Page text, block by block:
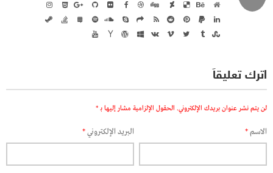
اترك تعليقاً
لن يتم نشر عنوان بريدك الإلكتروني. الحقول الإلزامية مشار إليها بـ *
الاسم* البريد الإلكتروني*